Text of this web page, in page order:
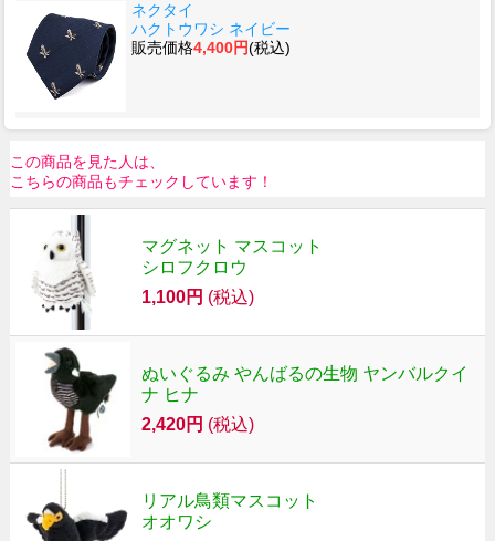
ネクタイ
ハクトウワシ ネイビー
販売価格4,400円(税込)
この商品を見た人は、
こちらの商品もチェックしています！
マグネット マスコット
シロフクロウ
1,100円 (税込)
ぬいぐるみ やんばるの生物 ヤンバルクイ
ナ ヒナ
2,420円 (税込)
リアル鳥類マスコット
オオワシ